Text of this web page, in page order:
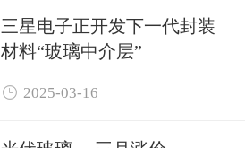
三星电子正开发下一代封装
材料“玻璃中介层”
 2025-03-16